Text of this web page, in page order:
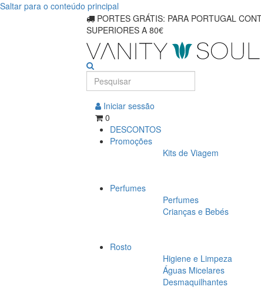
Saltar para o conteúdo principal
PORTES GRÁTIS: PARA PORTUGAL
SUPERIORES A 80€
Iniciar sessão
0
DESCONTOS
Promoções
Kits de Viagem
Perfumes
Perfumes
Crianças e Bebés
Rosto
Higiene e Limpeza
Águas Micelares
Desmaquilhantes